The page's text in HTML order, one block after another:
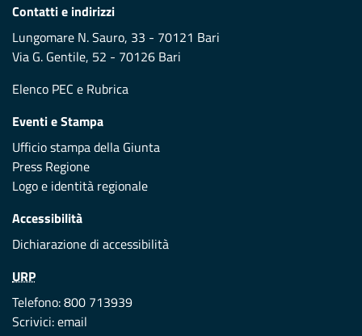
Contatti e indirizzi
Lungomare N. Sauro, 33 - 70121 Bari
Via G. Gentile, 52 - 70126 Bari
Elenco PEC e Rubrica
Eventi e Stampa
Ufficio stampa della Giunta
Press Regione
Logo e identità regionale
Accessibilità
Dichiarazione di accessibilità
URP
Telefono: 800 713939
Scrivici:email